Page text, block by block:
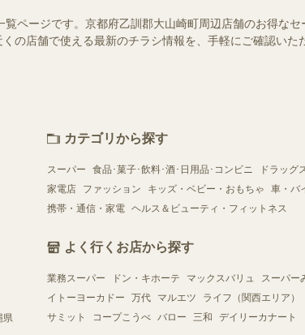
ページです。京都府乙訓郡大山崎町周辺店舗のお得なセ
の店舗で使える最新のチラシ情報を、手軽にご確認いた
県
カテゴリから探す
スーパー 食品･菓子･飲料･酒･日用品･コンビニ ドラッグ
家電店
ファッション キッズ・ベビー・おもちゃ 車・バ
携帯・通信・家電 ヘルス＆ビューティ・フィットネス
よく行くお店から探す
業務スーパー ドン・キホーテ マックスバリュ スーパー
イトーヨーカドー
万代 マルエツ ライフ（関西エリア）
サミット
コープこうべ バロー 三和 デイリーカナート